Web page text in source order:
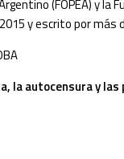
(FOPEA) y
y escrito por
la autocensura y las